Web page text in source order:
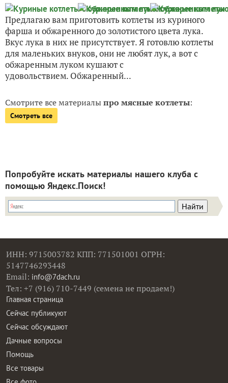
Предлагаю вам приготовить котлеты из куриного
фарша и обжаренного до золотистого цвета лука.
Вкус лука в них не присутствует. Я готовлю котлеты
для маленьких внуков, они не любят лук, а вот с
обжаренным луком кушают с
удовольствием. Обжаренный...
Смотрите все материалыпро мясные котлеты:
Смотреть все
Попробуйте искать материалы нашего клуба с
помощью Яндекс.Поиск!
ИНН: 9715003782 КПП: 771501001 ОГРН:
5147746293448
Email: info@7dach.ru
Тел: +7 (916) 710-7449 (семена не продаем!)
Главная страница
Сейчас публикуют
Сейчас обсуждают
Дачные вопросы
Помощь
Все товары